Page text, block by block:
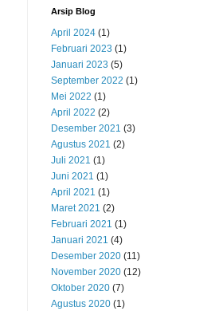
Arsip Blog
April 2024 (1)
Februari 2023 (1)
Januari 2023 (5)
September 2022 (1)
Mei 2022 (1)
April 2022 (2)
Desember 2021 (3)
Agustus 2021 (2)
Juli 2021 (1)
Juni 2021 (1)
April 2021 (1)
Maret 2021 (2)
Februari 2021 (1)
Januari 2021 (4)
Desember 2020 (11)
November 2020 (12)
Oktober 2020 (7)
Agustus 2020 (1)